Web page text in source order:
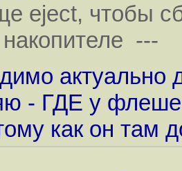
eject, чтобы
---
актуально
- ГДЕ у
как он там